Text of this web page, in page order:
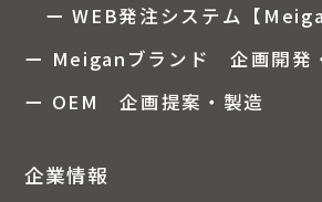
ー WEB発注システム【
ー Meiganブランド 企画開発
ー OEM 企画提案・製造
企業情報